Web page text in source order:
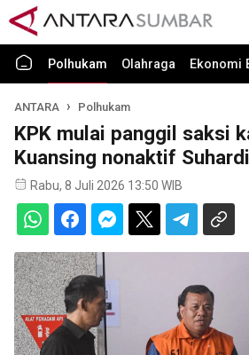
Polhukam Olahraga Ekonomi
ANTARA Polhukam
KPK mulai panggil saksi
Kuansing nonaktif
Rabu, 8 Juli 2026 13:50 WIB